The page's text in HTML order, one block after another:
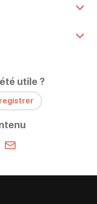
utile ?
(nouvelle fenêtre)
X / Twitter (nouvelle
sur WhatsApp
Partager par mail